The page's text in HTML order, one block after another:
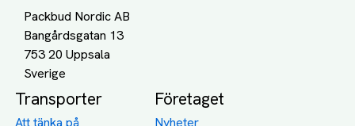
Packbud Nordic AB
Bangårdsgatan 13
753 20 Uppsala
Transporter
Att tänka på
Företaget
Nyheter